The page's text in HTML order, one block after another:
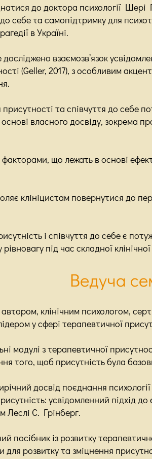
до доктора психології Шері
себе та самопідтримку для
в Україні.
взаємозв’язок
(Geller, 2017), з особливим
та співчуття до себе
власного досвіду, зокрема
що лежать в основі
клініцистам повернутися до
і співчуття до себе є
під час складної
Ведуча
клінічним психологом,
у сфері терапевтичної
модулі з терапевтичної
того, щоб присутність була
досвід поєднання
усвідомленний підхід
Леслі С. Грінберг.
посібник із розвитку
для розвитку та зміцнення